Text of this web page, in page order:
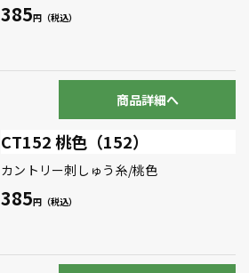
385
商品詳細へ
CT152 桃色（152）
カントリー刺しゅう糸/桃色
385